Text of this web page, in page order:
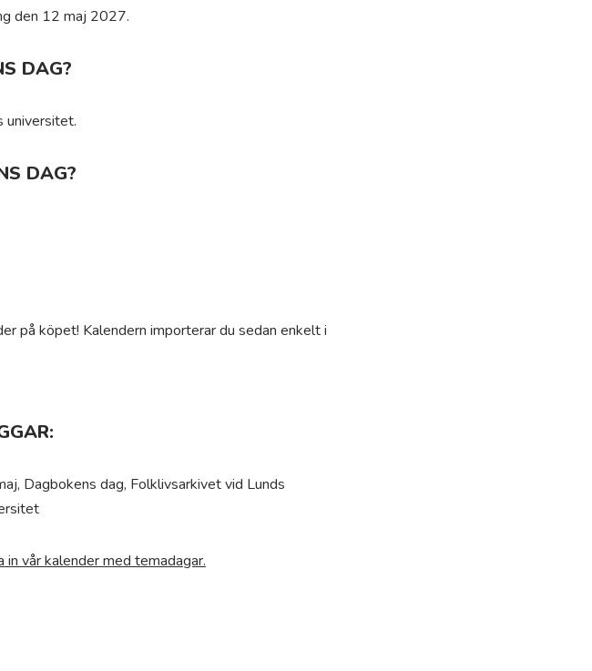
den 12 maj 2027.
DAG?
universitet.
DAG?
på köpet! Kalendern importerar du sedan enkelt i
Dagbokens dag, Folklivsarkivet vid Lunds
in vår kalender med temadagar.